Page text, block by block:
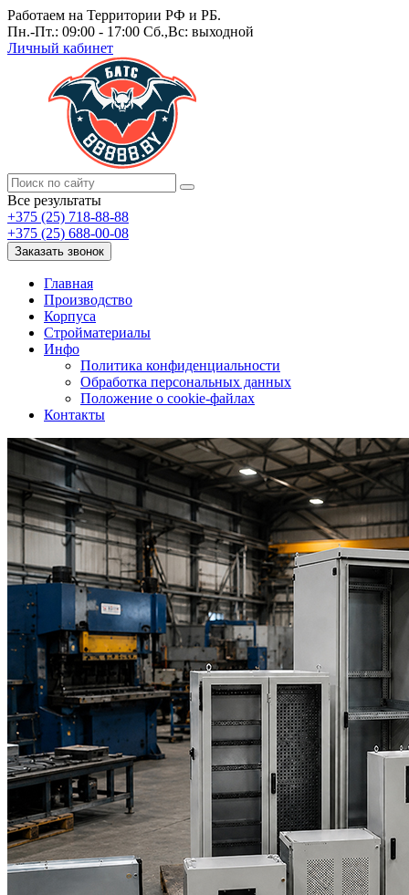
Работаем на Территории РФ и РБ.
Пн.-Пт.: 09:00 - 17:00 Сб.,Вс: выходной
Личный кабинет
Все результаты
+375 (25) 718-88-88
+375 (25) 688-00-08
Заказать звонок
Главная
Производство
Корпуса
Стройматериалы
Инфо
Политика конфиденциальности
Обработка персональных данных
Положение о cookie-файлах
Контакты